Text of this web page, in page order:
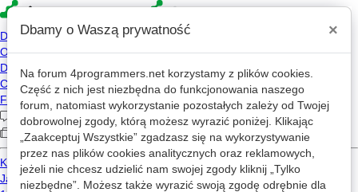
4p
Forum
Kategorie Wszystkie Wątki z: linux
Dbamy o Waszą prywatność ×
Na forum 4programmers.net korzystamy z plików cookies.
Część z nich jest niezbędna do funkcjonowania naszego
forum, natomiast wykorzystanie pozostałych zależy od Twojej
dobrowolnej zgody, którą możesz wyrazić poniżej. Klikając
„Zaakceptuj Wszystkie” zgadzasz się na wykorzystywanie
przez nas plików cookies analitycznych oraz reklamowych,
jeżeli nie chcesz udzielić nam swojej zgody kliknij „Tylko
niezbędne”. Możesz także wyrazić swoją zgodę odrębnie dla